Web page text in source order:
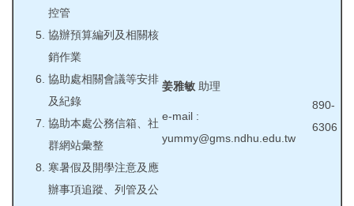
控管
協辦預算編列及相關核
銷作業
協助處相關會議等安排
及紀錄
協助本處公務信箱、社
群網站彙整
寒暑假及開學注意及應
辦事項追蹤、列管及公
姜雅敏 助理
e-mail :
yummy@gms.ndhu.edu.tw
890-
6306